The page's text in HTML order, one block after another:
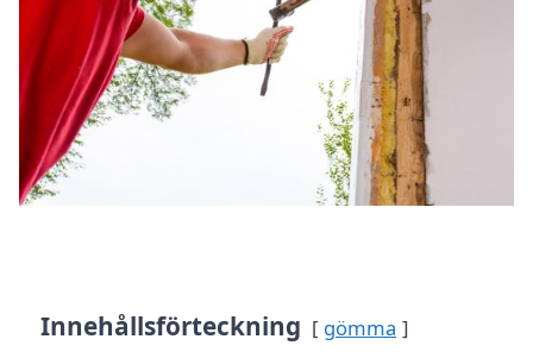
Innehållsförteckning gömma